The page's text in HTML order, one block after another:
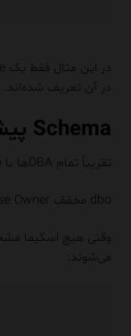
در آن تعریف شده‌اند.
Schema پیش‌فرض dbo چیست؟
تقریباً تمام DBAها با dbo آشنا هستند.
dbo مخفف Database Owner است.
می‌شوند: